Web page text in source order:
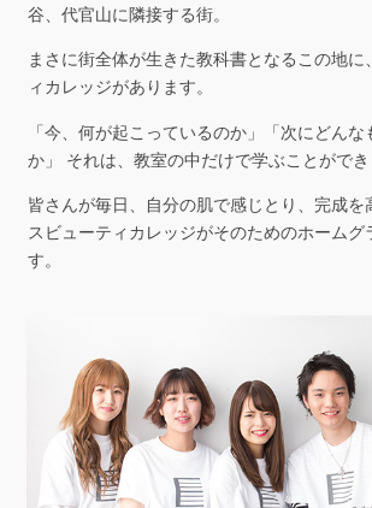
谷、代官山に隣接する街。
まさに街全体が生きた教科書となるこの地に、
ィカレッジがあります。
「今、何が起こっているのか」「次にどん
か」
それは、教室の中だけで学ぶことができ
皆さんが毎日、自分の肌で感じとり、完成を
スビューティカレッジがそのためのホームグ
す。